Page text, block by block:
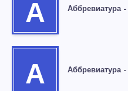
А Аббревиатура
А Аббревиатура